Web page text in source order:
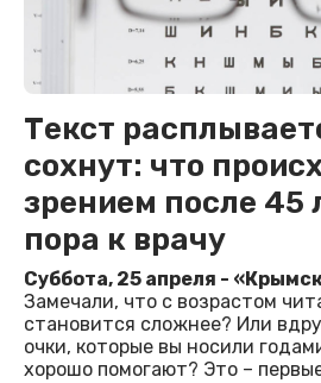
Текст
сохнут: что
зрением после 45
пора к врачу
Суббота, 25 апреля -
Замечали, что с возрастом
становится сложнее? Или
очки, которые вы носили
хорошо помогают? Это –